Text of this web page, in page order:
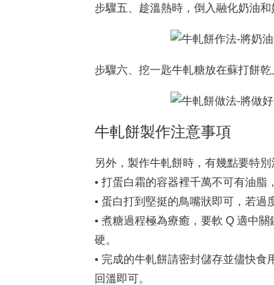
步驟五、趁溫熱時，倒入融化奶油和
步驟六、挖一匙牛軋糖放在蘇打餅
牛軋餅製作注意事項
另外，製作牛軋餅時，有幾點要特別
• 打蛋白霜的容器裡千萬不可有油脂
• 蛋白打到堅挺的鳥嘴狀即可，若過
• 煮糖過程極為療癒，要軟 Q 適中
硬。
• 完成的牛軋餅請密封儲存並儘快食
回溫即可。